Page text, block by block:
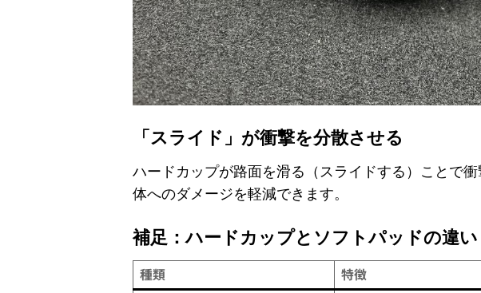
「スライド」が衝撃を分散させる
ハードカップが路面を滑る（スライドする）ことで
体へのダメージを軽減できます。
補足：ハードカップとソフトパッドの違い
種類 特徴